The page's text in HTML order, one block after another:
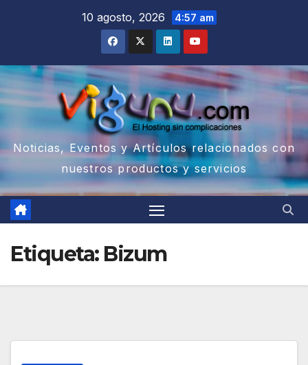
10 agosto, 2026 4:57 am
Noticias, Eventos y Artículos relacionados con
nuestros productos y servicios
Etiqueta: Bizum